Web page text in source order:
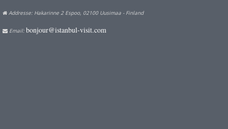
Addresse: Hakarinne 2 Espoo, 02100 Uusimaa - Finland
Email: bonjour@istanbul-visit.com